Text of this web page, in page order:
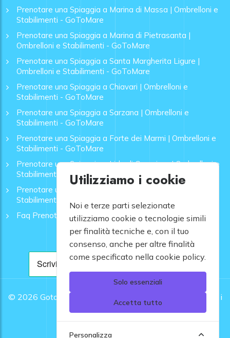
Prenotare una Spiaggia a Marina di Massa | Ombrelloni e
Stabilimenti - GoToMare
Prenotare una Spiaggia a Marina di Pietrasanta |
Ombrelloni e Stabilimenti - GoToMare
Prenotare una Spiaggia a Santa Margherita Ligure |
Ombrelloni e Stabilimenti - GoToMare
Prenotare una Spiaggia a Chiavari | Ombrelloni e
Stabilimenti - GoToMare
Prenotare una Spiaggia a Sarzana | Ombrelloni e
Stabilimenti - GoToMare
Prenotare una Spiaggia a Forte dei Marmi | Ombrelloni e
Stabilimenti - GoToMare
Prenotare una Spiaggia a Lido di Camaiore | Ombrelloni e
Stabilimenti - GoToMare
Prenotare una Spiaggia a Rapallo | Ombrelloni e
Stabilimenti - GoToMare
Faq Prenotazione Spiagge
© 2026 Gotomare srl - Partita IVA 12948810960 .
Tutti i
diritti riservati.
Utilizziamo i cookie
Noi e terze parti selezionate
utilizziamo cookie o tecnologie simili
per finalità tecniche e, con il tuo
consenso, anche per altre finalità
come specificato nella cookie policy.
Solo essenziali
Accetta tutto
Personalizza